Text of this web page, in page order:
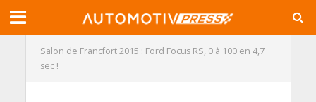
Salon de Francfort 2015 : Ford Focus RS, 0 à 100 en 4,7
sec !